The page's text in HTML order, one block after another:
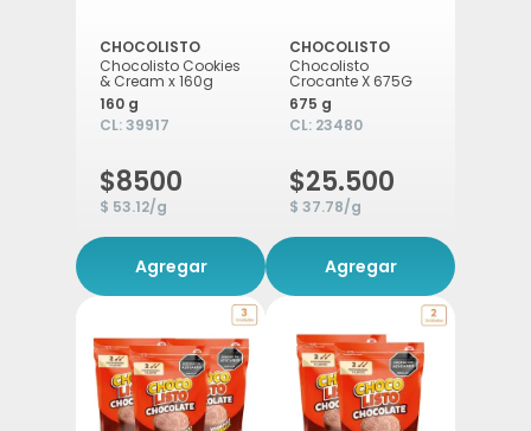
CHOCOLISTO
Chocolisto Cookies
& Cream x 160g
160 g
CL:39917
$8500
$ 53.12/g
Agregar
CHOCOLISTO
Chocolisto
Crocante X 675G
675 g
CL: 23480
$25.500
$ 37.78/g
Agregar